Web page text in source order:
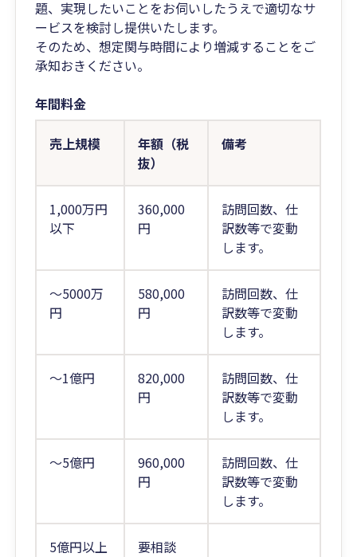
題、実現したいことをお伺いしたうえで適切なサ
ービスを検討し提供いたします。
そのため、想定関与時間により増減することをご
承知おきください。
年間料金
売上規模
年額（税
抜）
備考
1,000万円
以下
360,000
円
訪問回数、仕
訳数等で変動
します。
～5000万
円
580,000
円
訪問回数、仕
訳数等で変動
します。
～1億円
820,000
円
訪問回数、仕
訳数等で変動
します。
～5億円
960,000
円
訪問回数、仕
訳数等で変動
します。
5億円以上 要相談